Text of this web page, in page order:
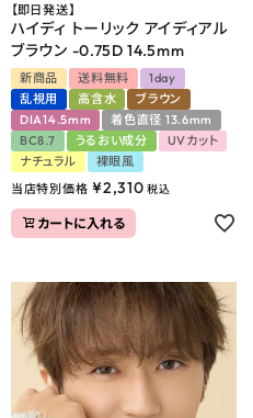
【即日発送】
ハイディ トーリック アイディアル
ブラウン -0.75D 14.5mm
新商品 送料無料
1day
乱視用
高含水
ブラウン
DIA14.5mm
着色直径 13.6mm
BC8.7
うるおい成分
UVカット
ナチュラル
裸眼風
当店特別価格 ¥2,310 税込
カートに入れる